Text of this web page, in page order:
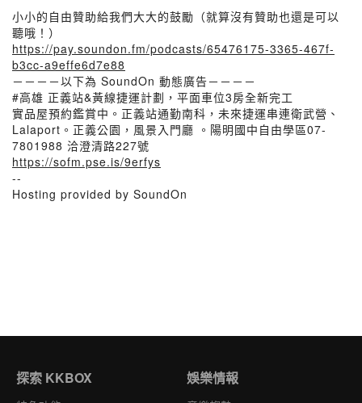
小小的自由贊助給我們大大的鼓勵（就算沒有贊助也還是可以
聽哦！）
https://pay.soundon.fm/podcasts/65476175-3365-467f-
b3cc-a9effe6d7e88
－－－－以下為 SoundOn 動態廣告－－－－
#高雄 正義站&黃線捷運計劃，平面車位3房全新完工
實品屋預約鑑賞中。正義站通勤南科，未來捷運串連衛武營、
Lalaport。正義公園，風景入門廳 。陽明國中自由學區07-
7801988 洽澄清路227號
https://sofm.pse.is/9erfys
--
Hosting provided by SoundOn
探索 KKBOX 娛樂情報